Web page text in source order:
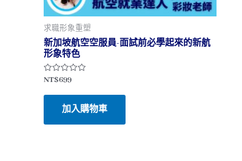
求職形象重塑
新加坡航空空服員-面試前必學起來的新航
形象特色
評
0
NT$699
加入購物車